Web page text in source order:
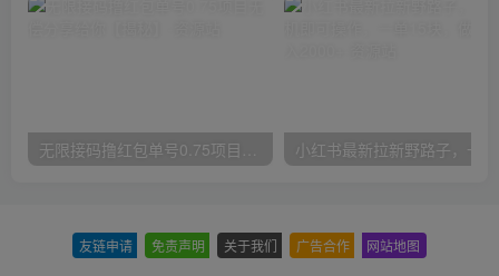
友链申请 免责声明 关于我们 广告合作 网站地图